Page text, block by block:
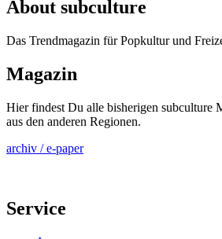
About subculture
Das Trendmagazin für Popkultur und
Magazin
Hier findest Du alle bisherigen subculture
aus den anderen Regionen.
archiv / e-paper
Service